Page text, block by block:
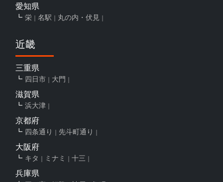
愛知県
栄 名駅 丸の内・伏見
近畿
三重県
四日市 大門
滋賀県
浜大津
京都府
四条通り 先斗町通り
大阪府
キタ ミナミ 十三
兵庫県